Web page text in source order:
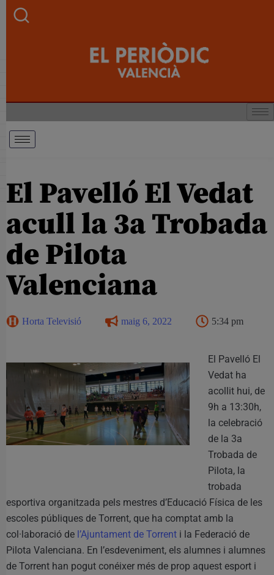
El Pavelló El Vedat
acull la 3a Trobada
de Pilota
Valenciana
Horta Televisió maig 6, 2022 5:34 pm
El Pavelló El
Vedat ha
acollit hui, de
9h a 13:30h,
la celebració
de la 3a
Trobada de
Pilota, la
trobada
esportiva organitzada pels mestres d’Educació Física de les
escoles públiques de Torrent, que ha comptat amb la
col·laboració de l’Ajuntament de Torrent i la Federació de
Pilota Valenciana. En l’esdeveniment, els alumnes i alumnes
de Torrent han pogut conéixer més de prop aquest esport i